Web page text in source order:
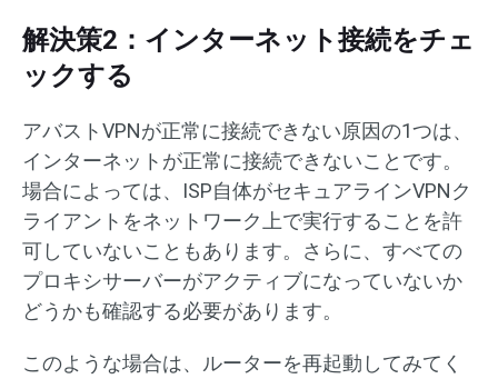
解決策2：インターネット接続をチェ
ックする
アバストVPNが正常に接続できない原因の1つは、
インターネットが正常に接続できないことです。
場合によっては、ISP自体がセキュアラインVPNク
ライアントをネットワーク上で実行することを許
可していないこともあります。さらに、すべての
プロキシサーバーがアクティブになっていないか
どうかも確認する必要があります。
このような場合は、ルーターを再起動してみてく